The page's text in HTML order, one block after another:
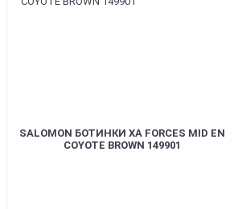
SALOMON БОТИНКИ XA FORCES MID EN
COYOTE BROWN 149901